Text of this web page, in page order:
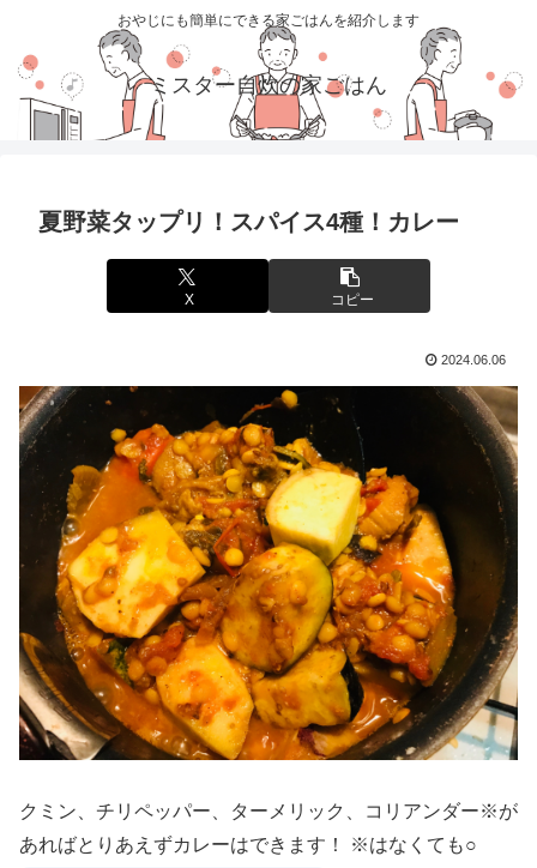
おやじにも簡単にできる家ごはんを紹介します
ミスター自炊の家ごはん
夏野菜タップリ！スパイス4種！カレー
X コピー
2024.06.06
クミン、チリペッパー、ターメリック、コリアンダー※が
あればとりあえずカレーはできます！ ※はなくても○